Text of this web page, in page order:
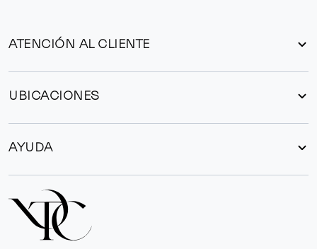
ATENCIÓN AL CLIENTE
UBICACIONES
AYUDA